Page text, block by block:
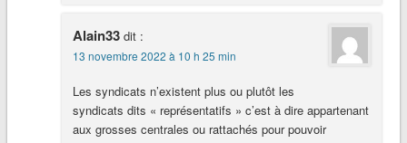
Alain33 dit :
13 novembre 2022 à 10 h 25 min
Les syndicats n’existent plus ou plutôt les
syndicats dits « représentatifs » c’est à dire appartenant
aux grosses centrales ou rattachés pour pouvoir